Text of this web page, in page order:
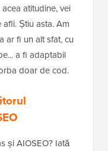
atitudine, vei
Știu asta. Am
ar fi un alt sfat, cu
a fi adaptabil
doar de cod.
și AIOSEO? Iată